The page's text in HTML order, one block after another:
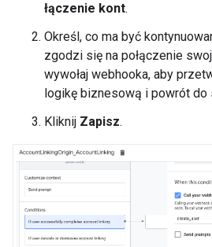
łączenie kont.
Określ, co ma być
zgodzi się na połączenie
wywołaj webhooka, aby
logikę biznesową i powrót do
Kliknij Zapisz.